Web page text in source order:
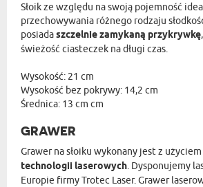
Słoik ze względu na swoją pojemność
przechowywania różnego rodzaju
posiadaszczelnie zamykaną przykrywkę
świeżość ciasteczek na długi czas.
Wysokość: 21 cm
Wysokość bez pokrywy: 14,2 cm
Średnica: 13 cm cm
GRAWER
Grawer na słoiku wykonany jest z użyciem
technologii laserowych. Dysponujemy
Europie firmy Trotec Laser. Grawer